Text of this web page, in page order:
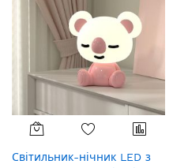
Світильник-нічник LED з